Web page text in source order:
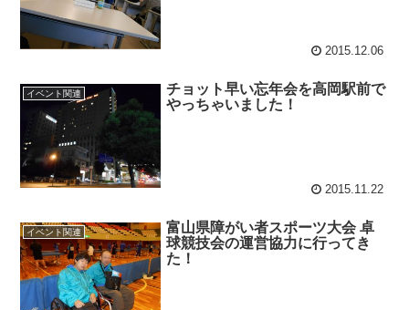
2015.12.06
イベント関連
チョット早い忘年会を高岡駅前で
やっちゃいました！
2015.11.22
イベント関連
富山県障がい者スポーツ大会 卓
球競技会の運営協力に行ってき
た！